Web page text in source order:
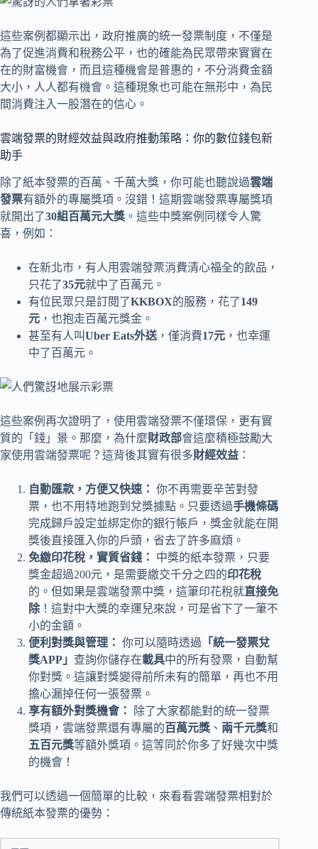
這些案例都顯示出，政府推廣的統一發票制度，不僅是
為了促進消費和稅務公平，也的確能為民眾帶來實實在
在的財富機會，而且這種機會是普惠的，不分消費金額
大小，人人都有機會。這種現象也可能在無形中，為民
間消費注入一股潛在的信心。
雲端發票的財經效益與政府推動策略：你的數位錢包新
助手
除了紙本發票的百萬、千萬大獎，你可能也聽說過雲端
發票有額外的專屬獎項。沒錯！這期雲端發票專屬獎項
就開出了30組百萬元大獎 。這些中獎案例同樣令人驚
喜，例如：
在新北市，有人用雲端發票消費清心福全的飲品，
只花了35元就中了百萬元。
有位民眾只是訂閱了KKBOX的服務，花了149
元 ，也抱走百萬元獎金。
甚至有人叫Uber Eats外送 ，僅消費17元 ，也幸運
中了百萬元。
這些案例再次證明了，使用雲端發票不僅環保，更有實
質的「錢」景。那麼，為什麼財政部會這麼積極鼓勵大
家使用雲端發票呢？這背後其實有很多財經效益 ：
自動匯款，方便又快速： 你不再需要辛苦對發
票，也不用特地跑到兌獎據點。只要透過手機條碼
完成歸戶設定並綁定你的銀行帳戶，獎金就能在開
獎後直接匯入你的戶頭，省去了許多麻煩。
免繳印花稅，實質省錢：
中獎的紙本發票，只要
獎金超過200元，是需要繳交千分之四的印花稅
的。但如果是雲端發票中獎，這筆印花稅就直接免
除！這對中大獎的幸運兒來說，可是省下了一筆不
小的金額。
便利對獎與管理： 你可以隨時透過 「統一發票兌
獎APP」 查詢你儲存在載具中的所有發票，自動幫
你對獎。這讓對獎變得前所未有的簡單，再也不用
擔心漏掉任何一張發票。
享有額外對獎機會：
除了大家都能對的統一發票
獎項，雲端發票還有專屬的百萬元獎 、 兩千元獎和
五百元獎等額外獎項。這等同於你多了好幾次中獎
的機會！
我們可以透過一個簡單的比較，來看看雲端發票相對於
傳統紙本發票的優勢：